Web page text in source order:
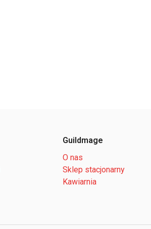
Guildmage
O nas
Sklep stacjonarny
Kawiarnia